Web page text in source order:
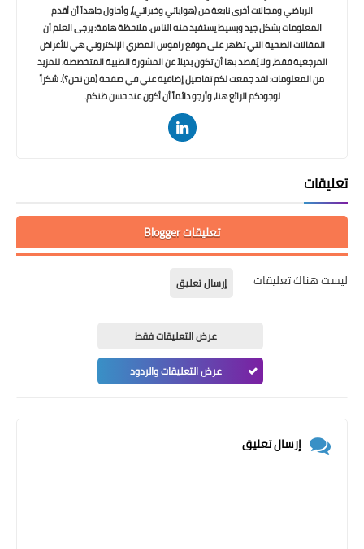
الرياضي ومجالات أخرى نابعة من (هواياتي وخبراتي)، وأحاول جاهداً أن أقدم
المعلومات بشكل جيد وبسيط يستفيد منه الناس. ملاحظة هامة: يرجى العلم أن
المقالات الصحية التي تظهر على موقع راموس المصري الإلكتروني هي للأغراض
المرجعية فقط، ولا يُقصد بها أن تكون بديلاً عن المشورة الطبية المتخصصة. للمزيد
من المعلومات: لقد جمعت لكم تفاصيل إضافية عني في صفحة (من نحن؟). شكراً
لوجودكم الرائع هنا، وأرجو دائماً أن أكون عند حسن ظنكم.
تعليقات
تعليقات Blogger
ليست هناك تعليقات إرسال تعليق
عرض التعليقات فقط
عرض التعليقات والردود
إرسال تعليق